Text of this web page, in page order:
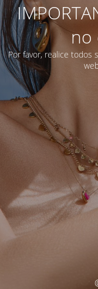
no
Por favor, realice todos